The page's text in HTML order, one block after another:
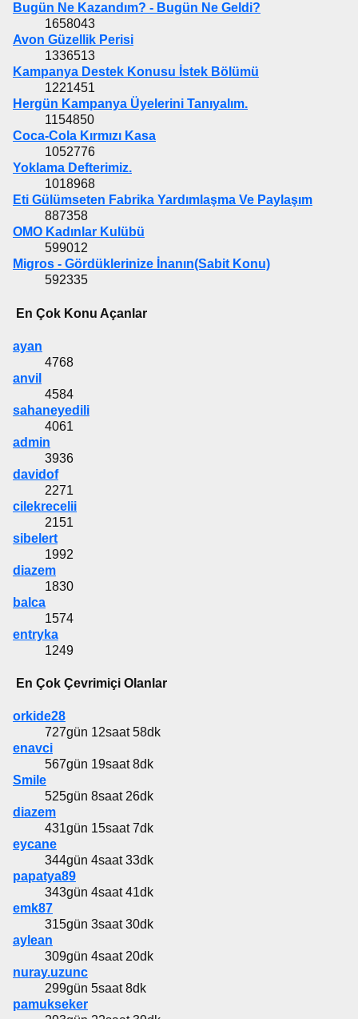
Bugün Ne Kazandım? - Bugün Ne Geldi?
1658043
Avon Güzellik Perisi
1336513
Kampanya Destek Konusu İstek Bölümü
1221451
Hergün Kampanya Üyelerini Tanıyalım.
1154850
Coca-Cola Kırmızı Kasa
1052776
Yoklama Defterimiz.
1018968
Eti Gülümseten Fabrika Yardımlaşma Ve Paylaşım
887358
OMO Kadınlar Kulübü
599012
Migros - Gördüklerinize İnanın(Sabit Konu)
592335
En Çok Konu Açanlar
ayan
4768
anvil
4584
sahaneyedili
4061
admin
3936
davidof
2271
cilekrecelii
2151
sibelert
1992
diazem
1830
balca
1574
entryka
1249
En Çok Çevrimiçi Olanlar
orkide28
727gün 12saat 58dk
enavci
567gün 19saat 8dk
Smile
525gün 8saat 26dk
diazem
431gün 15saat 7dk
eycane
344gün 4saat 33dk
papatya89
343gün 4saat 41dk
emk87
315gün 3saat 30dk
aylean
309gün 4saat 20dk
nuray.uzunc
299gün 5saat 8dk
pamukseker